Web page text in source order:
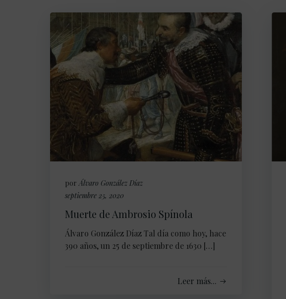
por Álvaro González Díaz
septiembre 25, 2020
Muerte de Ambrosio Spínola
Álvaro González Díaz Tal día como hoy, hace
390 años, un 25 de septiembre de 1630 […]
Leer más...